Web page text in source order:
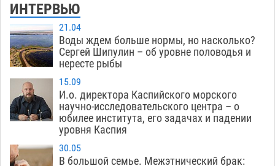
ИНТЕРВЬЮ
21.04
Воды ждем больше нормы, но насколько?
Сергей Шипулин – об уровне половодья и
нересте рыбы
15.09
И.о. директора Каспийского морского
научно-исследовательского центра – о
юбилее института, его задачах и падении
уровня Каспия
30.05
В большой семье. Межэтнический брак: